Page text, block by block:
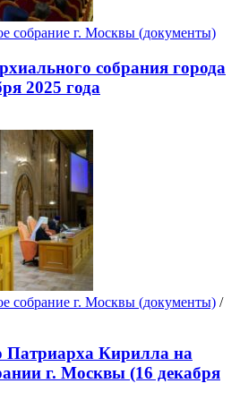
собрание г. Москвы (документы)
собрания города
2025 года
собрание г. Москвы (документы) /
Патриарха Кирилла на
г. Москвы (16 декабря